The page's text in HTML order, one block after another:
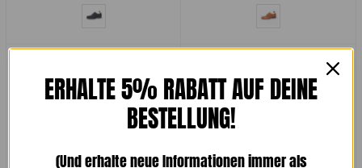
ERHALTE 5% RABATT AUF DEINE
BESTELLUNG!
(Und erhalte neue Informationen immer als